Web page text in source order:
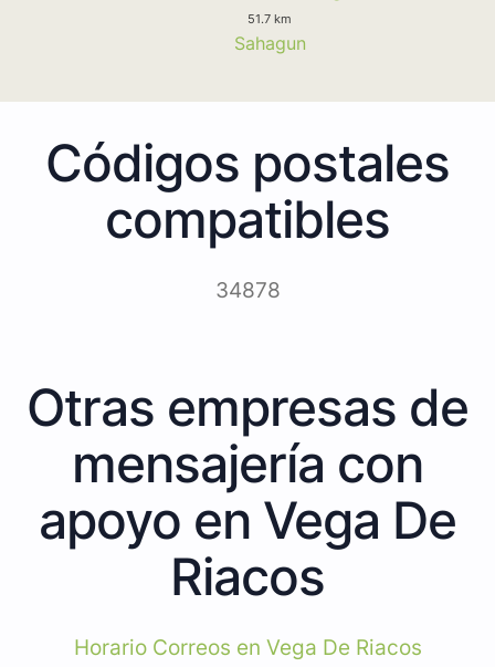
51.7 km
Sahagun
Códigos postales
compatibles
34878
Otras empresas de
mensajería con
apoyo en Vega De
Riacos
Horario Correos en Vega De Riacos